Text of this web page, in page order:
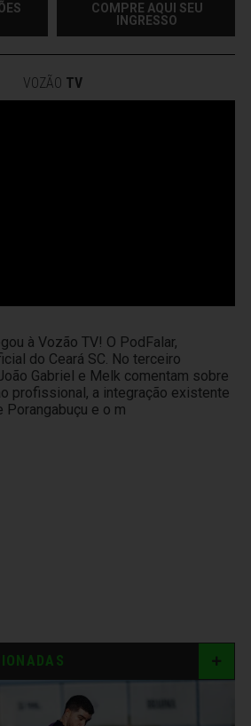
COMPRE AQUI SEU
INGRESSO
VOZÃO TV
à Vozão TV! O PodFalar,
do Ceará SC. No terceiro
Gabriel e Melk comentam sobre
profissional, a integração existente
Porangabuçu e o m